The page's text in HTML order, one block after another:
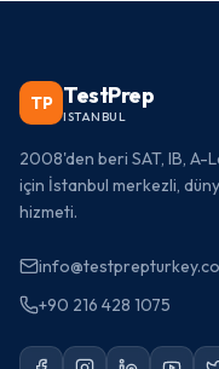
TP TestPrep
ISTANBUL
2008'den beri SAT, IB, A-
için İstanbul merkezli,
hizmeti.
+90 216 428 1075